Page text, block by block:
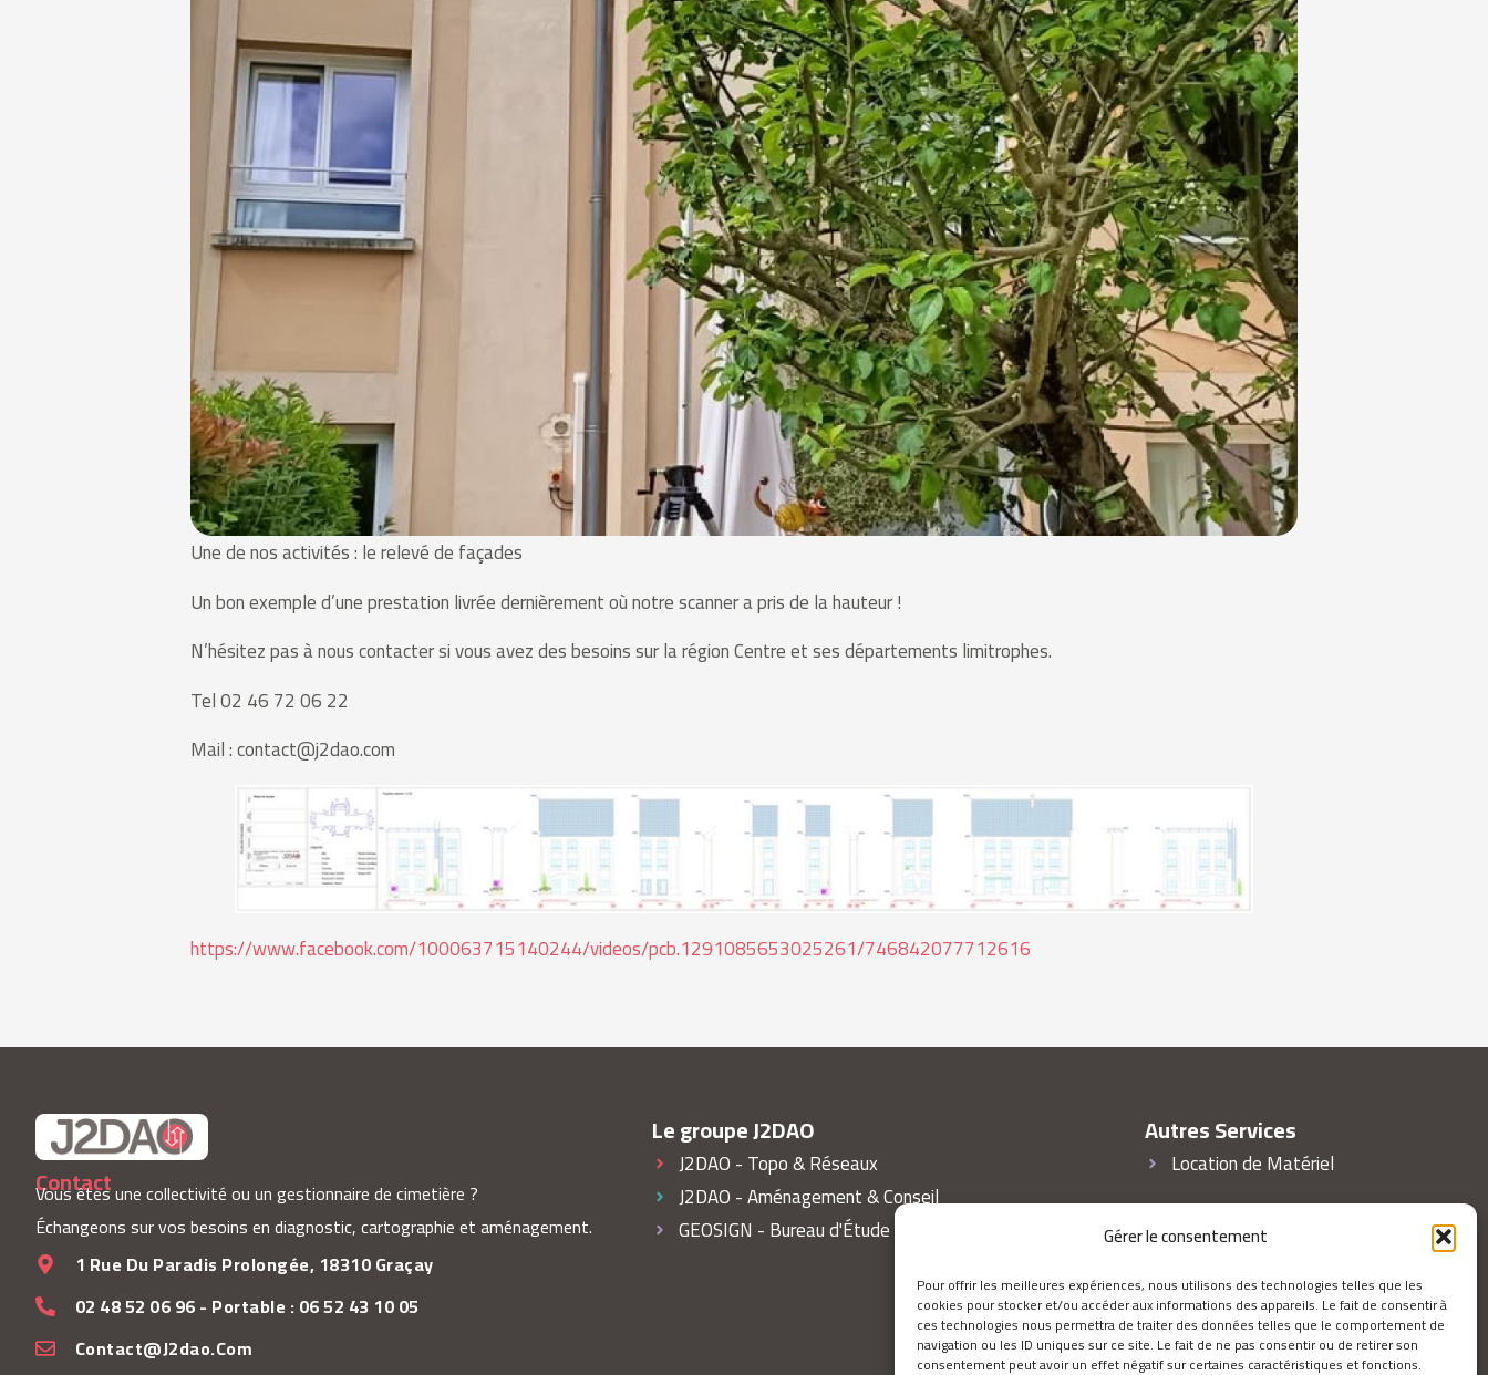
Gérer le consentement
Pour offrir les meilleures expériences, nous utilisons des technologies telles que les
cookies pour stocker et/ou accéder aux informations des appareils. Le fait de consentir à
ces technologies nous permettra de traiter des données telles que le comportement de
navigation ou les ID uniques sur ce site. Le fait de ne pas consentir ou de retirer son
consentement peut avoir un effet négatif sur certaines caractéristiques et fonctions.
Une de nos activités : le relevé de façades
Un bon exemple d’une prestation livrée dernièrement où notre scanner a pris de la hauteur !
N’hésitez pas à nous contacter si vous avez des besoins sur la région Centre et ses départements limitrophes.
Tel 02 46 72 06 22
Mail : contact@j2dao.com
https://www.facebook.com/100063715140244/videos/pcb.1291085653025261/746842077712616
Contact
Vous êtes une collectivité ou un gestionnaire de cimetière ?
Échangeons sur vos besoins en diagnostic, cartographie et aménagement.
1 Rue Du Paradis Prolongée, 18310 Graçay
02 48 52 06 96 - Portable : 06 52 43 10 05
Contact@j2dao.com
Le groupe J2DAO
J2DAO - Topo & Réseaux
J2DAO - Aménagement & Conseil
GEOSIGN - Bureau d'Étude Cimetières
Autres Services
Location de Matériel